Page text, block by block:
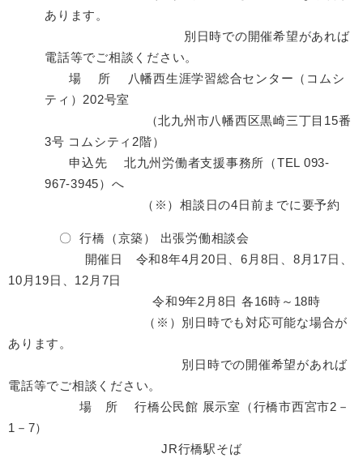
あります。
別日時での開催希望があれば
電話等でご相談ください。
場 所 八幡西生涯学習総合センター（コムシ
ティ）202号室
（北九州市八幡西区黒崎三丁目15番
3号 コムシティ2階）
申込先 北九州労働者支援事務所（TEL 093-
967-3945）へ
（※）相談日の4日前までに要予約
〇 行橋（京築） 出張労働相談会
開催日 令和8年4月20日、6月8日、8月17日、
10月19日、12月7日
令和9年2月8日 各16時～18時
（※）別日時でも対応可能な場合が
あります。
別日時での開催希望があれば
電話等でご相談ください。
場 所 行橋公民館 展示室（行橋市西宮市2－
1－7）
JR行橋駅そば